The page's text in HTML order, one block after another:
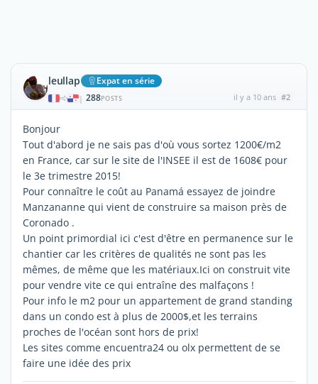
leullap Expat en série
| 288POSTS il y a 10 ans #2
Bonjour
Tout d'abord je ne sais pas d'où vous sortez 1200€/m2
en France, car sur le site de l'INSEE il est de 1608€ pour
le 3e trimestre 2015!
Pour connaître le coût au Panamá essayez de joindre
Manzananne qui vient de construire sa maison près de
Coronado .
Un point primordial ici c'est d'être en permanence sur le
chantier car les critères de qualités ne sont pas les
mêmes, de même que les matériaux.Ici on construit vite
pour vendre vite ce qui entraîne des malfaçons !
Pour info le m2 pour un appartement de grand standing
dans un condo est à plus de 2000$,et les terrains
proches de l'océan sont hors de prix!
Les sites comme encuentra24 ou olx permettent de se
faire une idée des prix